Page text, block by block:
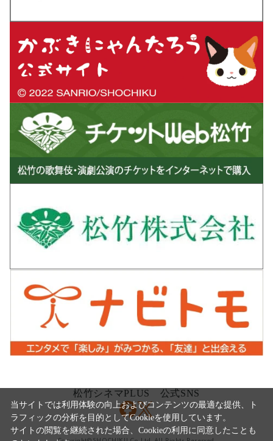
松竹シネマPLUS 公式SNS
当サイトでは利用体験の向上およびコンテンツの最適な提供、ト
ラフィックの分析を目的としてCookieを使用しています。
サイトの閲覧を継続された場合、Cookieの利用に同意したことも